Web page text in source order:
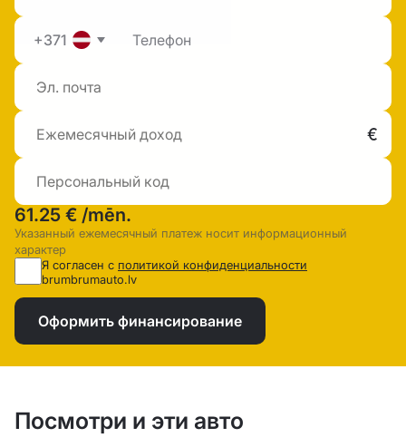
+371
61.25 € /mēn.
Указанный ежемесячный платеж носит информационный
характер
Я согласен с политикой конфиденциальности
brumbrumauto.lv
Оформить финансирование
Посмотри и эти авто